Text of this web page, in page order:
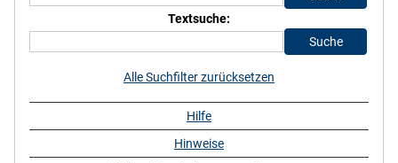
Textsuche:
Alle Suchfilter zurücksetzen
Hilfe
Hinweise